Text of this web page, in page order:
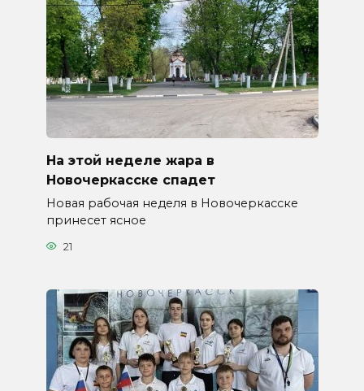
На этой неделе жара в
Новочеркасске спадет
Новая рабочая неделя в Новочеркасске
принесет ясное
21